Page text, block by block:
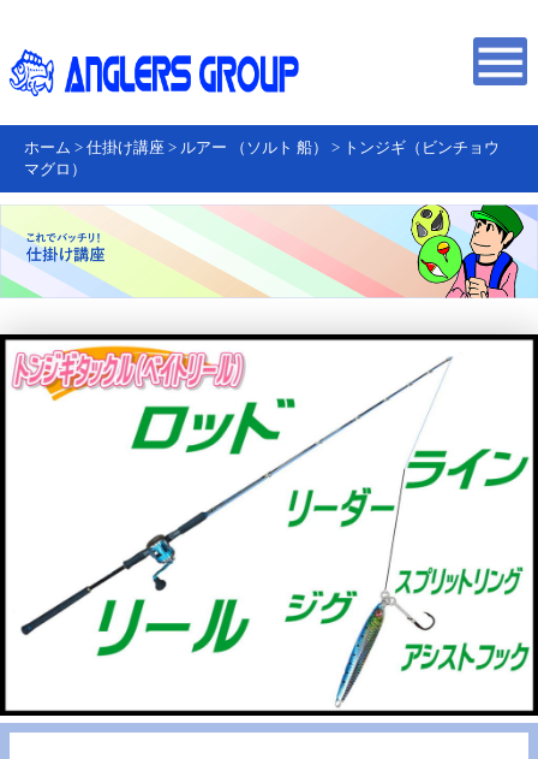
ホーム > 仕掛け講座 > ルアー （ソルト 船） > トンジギ（ビンチョウ
マグロ）